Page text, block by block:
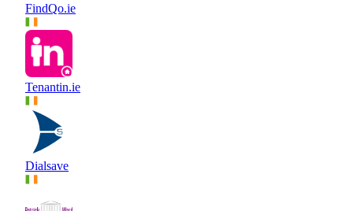
FindQo.ie
Tenantin.ie
Dialsave